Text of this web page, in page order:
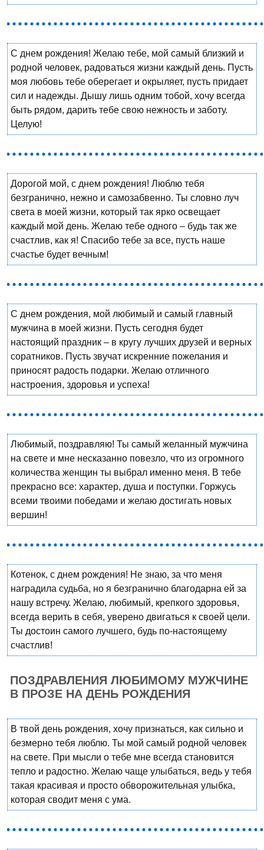
С днем рождения! Желаю тебе, мой самый близкий и
родной человек, радоваться жизни каждый день. Пусть
моя любовь тебе оберегает и окрыляет, пусть придает
сил и надежды. Дышу лишь одним тобой, хочу всегда
быть рядом, дарить тебе свою нежность и заботу.
Целую!
Дорогой мой, с днем рождения! Люблю тебя
безгранично, нежно и самозабвенно. Ты словно луч
света в моей жизни, который так ярко освещает
каждый мой день. Желаю тебе одного – будь так же
счастлив, как я! Спасибо тебе за все, пусть наше
счастье будет вечным!
С днем рождения, мой любимый и самый главный
мужчина в моей жизни. Пусть сегодня будет
настоящий праздник – в кругу лучших друзей и верных
соратников. Пусть звучат искренние пожелания и
приносят радость подарки. Желаю отличного
настроения, здоровья и успеха!
Любимый, поздравляю! Ты самый желанный мужчина
на свете и мне несказанно повезло, что из огромного
количества женщин ты выбрал именно меня. В тебе
прекрасно все: характер, душа и поступки. Горжусь
всеми твоими победами и желаю достигать новых
вершин!
Котенок, с днем рождения! Не знаю, за что меня
наградила судьба, но я безгранично благодарна ей за
нашу встречу. Желаю, любимый, крепкого здоровья,
всегда верить в себя, уверено двигаться к своей цели.
Ты достоин самого лучшего, будь по-настоящему
счастлив!
ПОЗДРАВЛЕНИЯ ЛЮБИМОМУ МУЖЧИНЕ
В ПРОЗЕ НА ДЕНЬ РОЖДЕНИЯ
В твой день рождения, хочу признаться, как сильно и
безмерно тебя люблю. Ты мой самый родной человек
на свете. При мысли о тебе мне всегда становится
тепло и радостно. Желаю чаще улыбаться, ведь у тебя
такая красивая и просто обворожительная улыбка,
которая сводит меня с ума.